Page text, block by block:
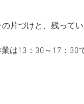
片づけと、残って
は13：30～17：30で